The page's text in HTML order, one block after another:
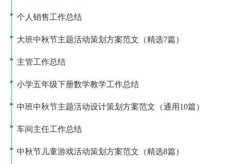
个人销售工作总结
大班中秋节主题活动策划方案范文（精选7篇）
主管工作总结
小学五年级下册数学教学工作总结
中班中秋节主题活动设计策划方案范文（通用10篇）
车间主任工作总结
中秋节儿童游戏活动策划方案范文（精选8篇）